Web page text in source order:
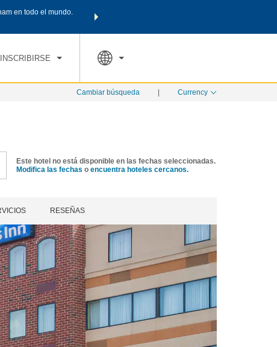
en todo el mundo.
Agrupa tu hotel, vuelos y mucho más con los Paquetes de
TARIFAS ESPECIALES
Cambiar búsqueda Currency
Este hotel no está disponible en las fechas seleccionadas.
Modifica las fechas o encuentra hoteles cercanos.
RESEÑAS